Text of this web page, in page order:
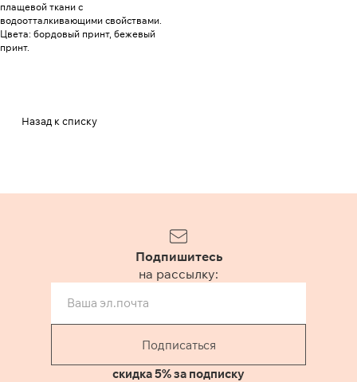
плащевой ткани с
водоотталкивающими свойствами.
Цвета: бордовый принт, бежевый
принт.
Назад к списку
Подпишитесь
на рассылку:
Подписаться
скидка 5% за подписку